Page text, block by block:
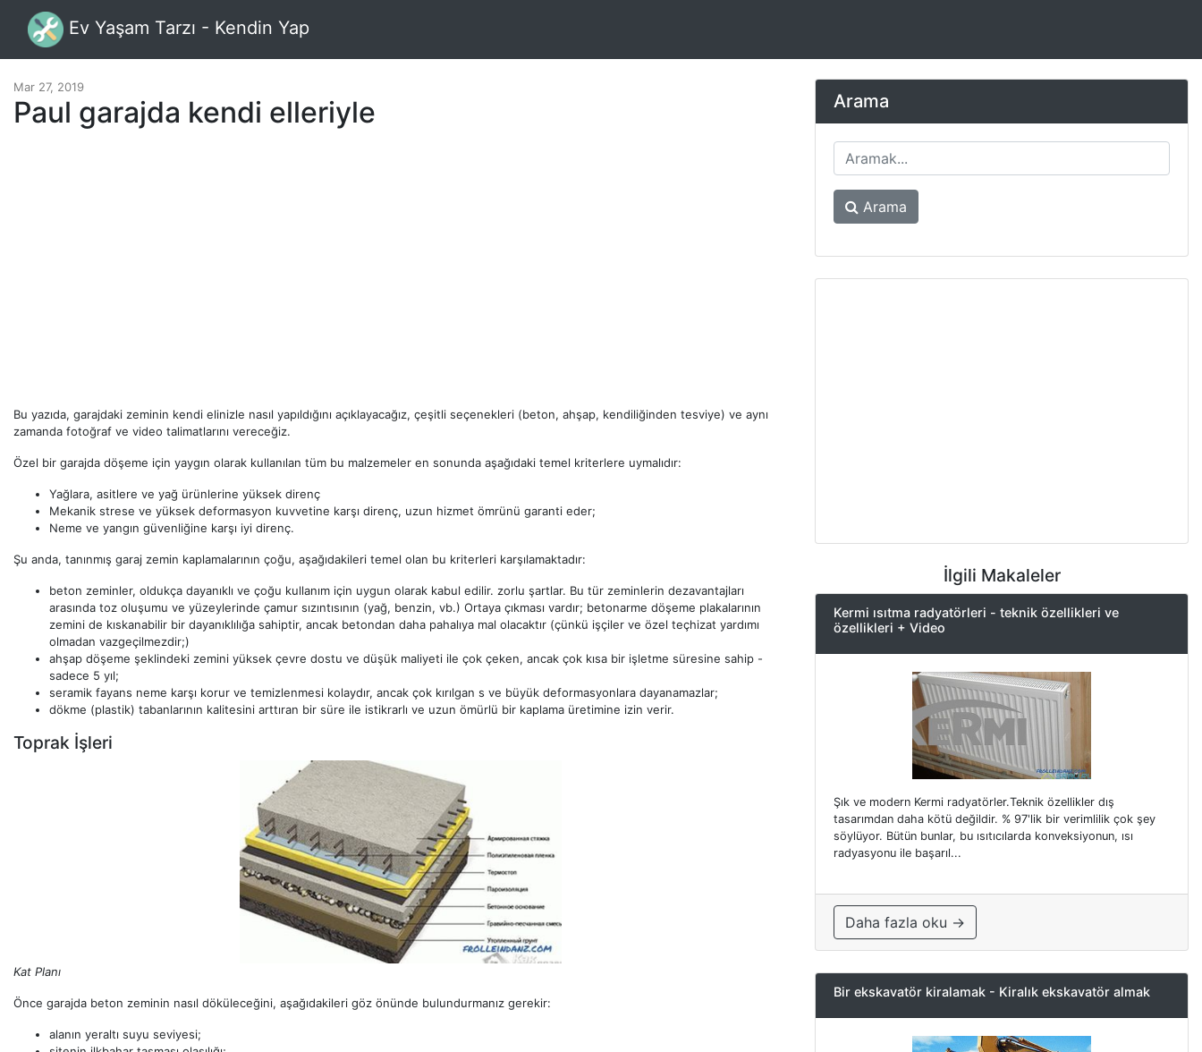
Ev Yaşam Tarzı - Kendin Yap
Mar 27, 2019
Paul garajda kendi elleriyle
Bu yazıda, garajdaki zeminin kendi elinizle nasıl yapıldığını açıklayacağız, çeşitli seçenekleri (beton, ahşap, kendiliğinden tesviye) ve aynı
zamanda fotoğraf ve video talimatlarını vereceğiz.
Özel bir garajda döşeme için yaygın olarak kullanılan tüm bu malzemeler en sonunda aşağıdaki temel kriterlere uymalıdır:
Yağlara, asitlere ve yağ ürünlerine yüksek direnç
Mekanik strese ve yüksek deformasyon kuvvetine karşı direnç, uzun hizmet ömrünü garanti eder;
Neme ve yangın güvenliğine karşı iyi direnç.
Şu anda, tanınmış garaj zemin kaplamalarının çoğu, aşağıdakileri temel olan bu kriterleri karşılamaktadır:
beton zeminler, oldukça dayanıklı ve çoğu kullanım için uygun olarak kabul edilir. zorlu şartlar. Bu tür zeminlerin dezavantajları
arasında toz oluşumu ve yüzeylerinde çamur sızıntısının (yağ, benzin, vb.) Ortaya çıkması vardır; betonarme döşeme plakalarının
zemini de kıskanabilir bir dayanıklılığa sahiptir, ancak betondan daha pahalıya mal olacaktır (çünkü işçiler ve özel teçhizat yardımı
olmadan vazgeçilmezdir;)
ahşap döşeme şeklindeki zemini yüksek çevre dostu ve düşük maliyeti ile çok çeken, ancak çok kısa bir işletme süresine sahip -
sadece 5 yıl;
seramik fayans neme karşı korur ve temizlenmesi kolaydır, ancak çok kırılgan s ve büyük deformasyonlara dayanamazlar;
dökme (plastik) tabanlarının kalitesini arttıran bir süre ile istikrarlı ve uzun ömürlü bir kaplama üretimine izin verir.
Toprak İşleri
Kat Planı
Önce garajda beton zeminin nasıl döküleceğini, aşağıdakileri göz önünde bulundurmanız gerekir:
alanın yeraltı suyu seviyesi;
Arama
Arama
İlgili Makaleler
Kermi ısıtma radyatörleri - teknik özellikleri ve
özellikleri + Video
Şık ve modern Kermi radyatörler.Teknik özellikler dış
tasarımdan daha kötü değildir. % 97'lik bir verimlilik çok şey
söylüyor. Bütün bunlar, bu ısıtıcılarda konveksiyonun, ısı
radyasyonu ile başarıl...
Daha fazla oku →
Bir ekskavatör kiralamak - Kiralık ekskavatör almak